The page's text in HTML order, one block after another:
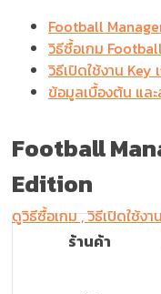
Football
วิธีซื้อเกม
วิธีเปิดใช้งาน
ข้อมูลเบื้องต้น และ
Football
Edition
ดูวิธีซื้อเกม , วิธีเปิดใช้งา
ร้านค้า